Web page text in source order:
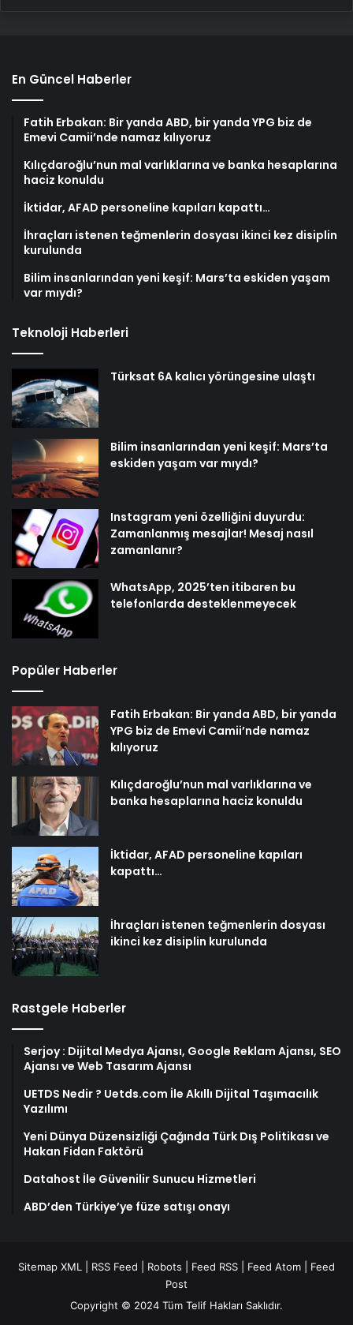
En Güncel Haberler
Fatih Erbakan: Bir yanda ABD, bir yanda YPG biz de
Emevi Camii’nde namaz kılıyoruz
Kılıçdaroğlu’nun mal varlıklarına ve banka hesaplarına
haciz konuldu
İktidar, AFAD personeline kapıları kapattı…
İhraçları istenen teğmenlerin dosyası ikinci kez disiplin
kurulunda
Bilim insanlarından yeni keşif: Mars’ta eskiden yaşam
var mıydı?
Teknoloji Haberleri
Türksat 6A kalıcı yörüngesine ulaştı
Bilim insanlarından yeni keşif: Mars’ta
eskiden yaşam var mıydı?
Instagram yeni özelliğini duyurdu:
Zamanlanmış mesajlar! Mesaj nasıl
zamanlanır?
WhatsApp, 2025’ten itibaren bu
telefonlarda desteklenmeyecek
Popüler Haberler
Fatih Erbakan: Bir yanda ABD, bir yanda
YPG biz de Emevi Camii’nde namaz
kılıyoruz
Kılıçdaroğlu’nun mal varlıklarına ve
banka hesaplarına haciz konuldu
İktidar, AFAD personeline kapıları
kapattı…
İhraçları istenen teğmenlerin dosyası
ikinci kez disiplin kurulunda
Rastgele Haberler
Serjoy : Dijital Medya Ajansı, Google Reklam Ajansı, SEO
Ajansı ve Web Tasarım Ajansı
UETDS Nedir ? Uetds.com İle Akıllı Dijital Taşımacılık
Yazılımı
Yeni Dünya Düzensizliği Çağında Türk Dış Politikası ve
Hakan Fidan Faktörü
Datahost İle Güvenilir Sunucu Hizmetleri
ABD’den Türkiye’ye füze satışı onayı
Sitemap XML RSS Feed Robots Feed RSS Feed Atom
Feed
Post
Copyright © 2024 Tüm Telif Hakları Saklıdır.